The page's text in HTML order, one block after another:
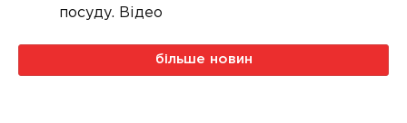
посуду. Відео
більше новин